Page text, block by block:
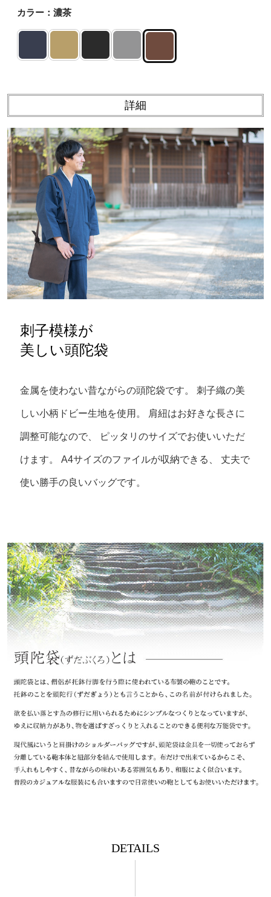
カラー：濃茶
詳細
刺子模様が
美しい頭陀袋
金属を使わない昔ながらの頭陀袋です。 刺子織の美
しい小柄ドビー生地を使用。 肩紐はお好きな長さに
調整可能なので、 ピッタリのサイズでお使いいただ
けます。 A4サイズのファイルが収納できる、 丈夫で
使い勝手の良いバッグです。
DETAILS